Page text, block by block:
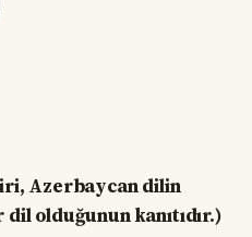
Azerbaycan dilin
olduğunun kanıtıdır.)